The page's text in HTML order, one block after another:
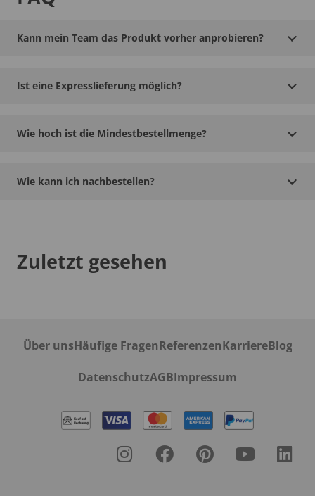
Kann mein Team das Produkt vorher anprobieren?
Ist eine Expresslieferung möglich?
Wie hoch ist die Mindestbestellmenge?
Wie kann ich nachbestellen?
Zuletzt gesehen
Über unsHäufige FragenReferenzenKarriereBlog
DatenschutzAGBImpressum